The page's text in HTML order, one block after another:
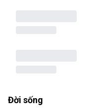
Đời sống